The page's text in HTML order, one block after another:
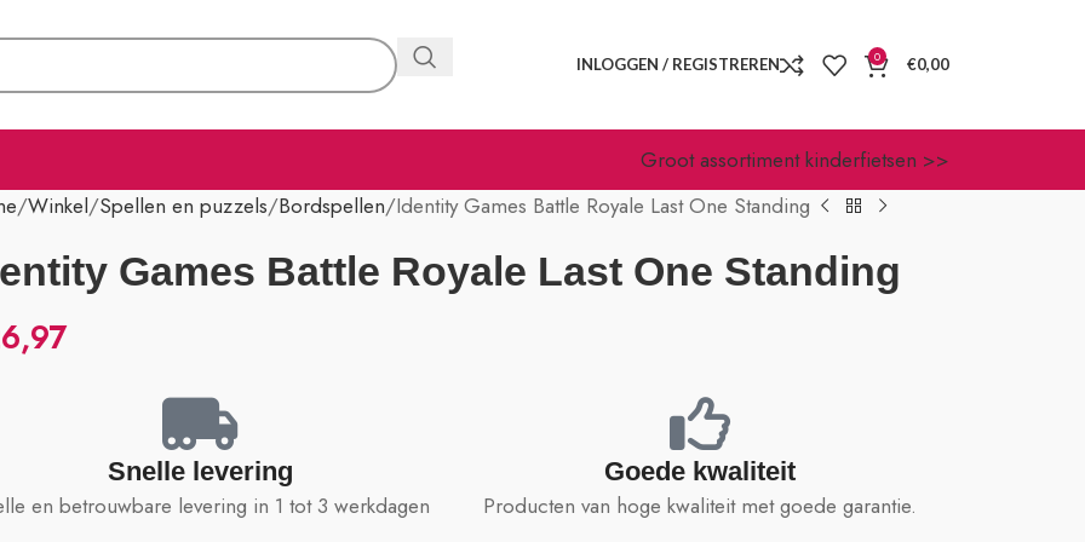
INLOGGEN / REGISTREREN 0 €0,00
Groot assortiment kinderfietsen >>
Winkel Spellen en puzzels Bordspellen Identity Games Battle Royale Last One Standing
Games Battle Royale Last One Standing
Snelle levering
en betrouwbare levering in 1 tot 3 werkdagen
Goede kwaliteit
Producten van hoge kwaliteit met goede garantie.